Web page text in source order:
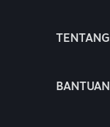
TENTANG
BANTUAN